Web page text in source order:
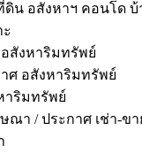
ดิน อสังหาฯ คอนโด
สังหาริมทรัพย์
ศ อสังหาริมทรัพย์
าริมทรัพย์
ณา / ประกาศ เช่า-ข